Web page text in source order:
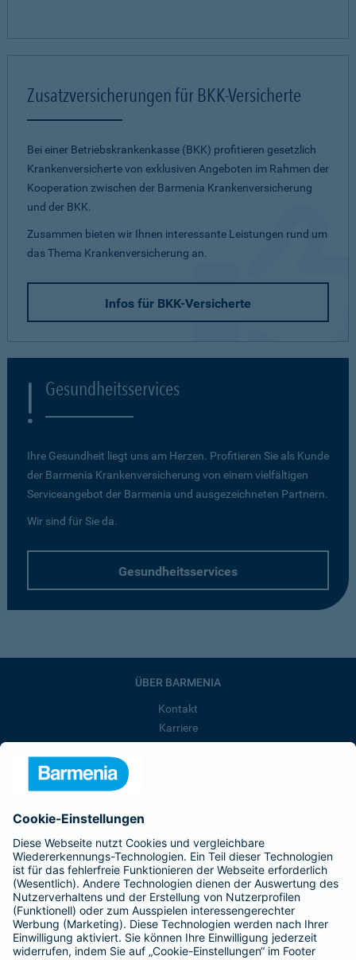
Zusatzversicherungen für BKK-Versicherte
Bei einer Betriebskrankenkasse (BKK) profitieren gesetzlich
Krankenversicherte von exklusiven Angeboten im Rahmen der
Kooperation zwischen der Barmenia Krankenversicherung
und der BKK.
Zusammen bieten wir Ihnen interessante Leistungen rund um
das Thema Krankenversicherung an.
Infos für BKK-Versicherte
Gesundheitsservices
Ihre Gesundheit liegt uns am Herzen. Profitieren Sie als Kunde
der Barmenia Krankenversicherung von einem vielfältigen
Serviceangebot der Barmenia und ausgezeichneten Partnern.
Wir sind für Sie da.
Gesundheitsservices
ÜBER BARMENIA
Kontakt
Karriere
Barmenia ist Teil der BarmeniaGothaer
BELIEBTE SEITEN
Kranken-Zusatzversicherung
Tierversicherungen
Haftpflichtversicherung
Hausratversicherung